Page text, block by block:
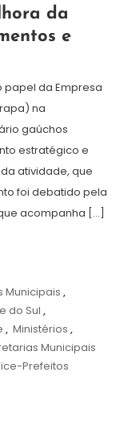
da
e
da Empresa
na
gaúchos
estratégico e
atividade, que
foi debatido pela
acompanha […]
Municipais ,
do Sul ,
, Ministérios ,
Municipais
Prefeitos